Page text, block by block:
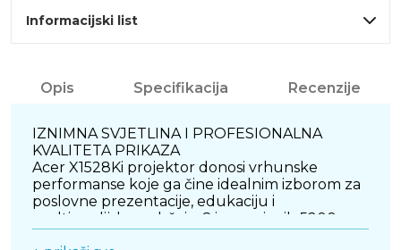
Informacijski list
Opis Specifikacija Recenzije
IZNIMNA SVJETLINA I PROFESIONALNA
KVALITETA PRIKAZA
Acer X1528Ki projektor donosi vrhunske
performanse koje ga čine idealnim izborom za
poslovne prezentacije, edukaciju i
multimedijske sadržaje. S impresivnih 5200